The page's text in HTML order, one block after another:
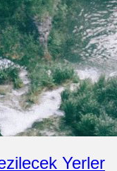
Yerler